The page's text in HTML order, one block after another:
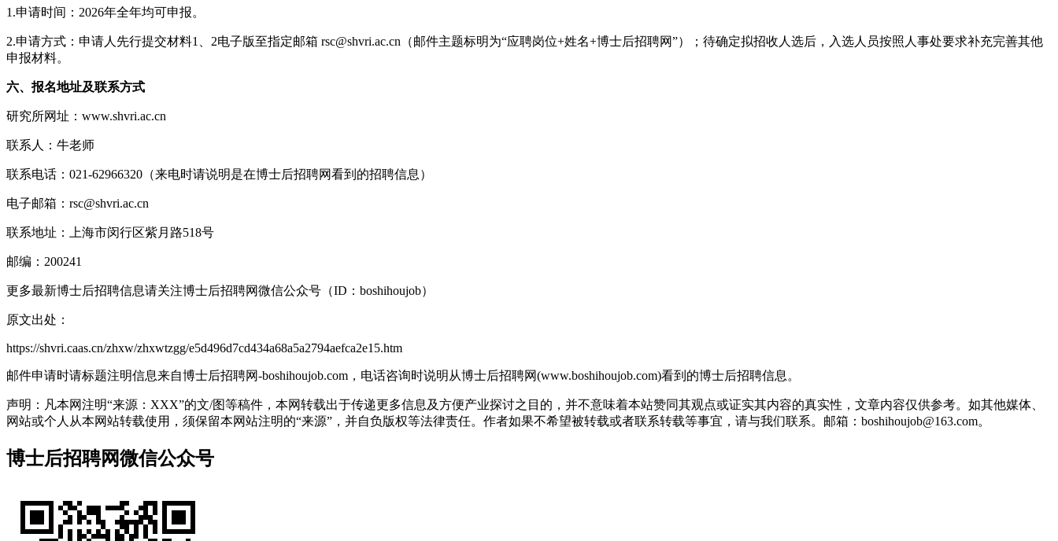
1.申请时间：2026年全年均可申报。
2.申请方式：申请人先行提交材料1、2电子版至指定邮箱 rsc@shvri.ac.cn（邮件主题标明为“应聘岗位+姓名+博士后招聘网”）；待确定拟招收人选后，入选人员按照人事处要求补充完善其他
申报材料。
六、报名地址及联系方式
研究所网址：www.shvri.ac.cn
联系人：牛老师
联系电话：021-62966320（来电时请说明是在博士后招聘网看到的招聘信息）
电子邮箱：rsc@shvri.ac.cn
联系地址：上海市闵行区紫月路518号
邮编：200241
更多最新博士后招聘信息请关注博士后招聘网微信公众号（ID：boshihoujob）
原文出处：
https://shvri.caas.cn/zhxw/zhxwtzgg/e5d496d7cd434a68a5a2794aefca2e15.htm
邮件申请时请标题注明信息来自博士后招聘网-boshihoujob.com，电话咨询时说明从博士后招聘网(www.boshihoujob.com)看到的博士后招聘信息。
声明：凡本网注明“来源：XXX”的文/图等稿件，本网转载出于传递更多信息及方便产业探讨之目的，并不意味着本站赞同其观点或证实其内容的真实性，文章内容仅供参考。如其他媒体、
网站或个人从本网站转载使用，须保留本网站注明的“来源”，并自负版权等法律责任。作者如果不希望被转载或者联系转载等事宜，请与我们联系。邮箱：boshihoujob@163.com。
博士后招聘网微信公众号